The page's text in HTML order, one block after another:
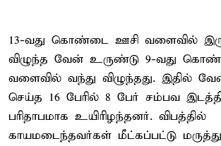
13-வது கொண்டை ஊசி வளைவில்
விழுந்த வேன் உருண்டு 9-வது
வளைவில் வந்து விழுந்தது. இதில்
செய்த 16 பேரில் 8 பேர் சம்பவ
பரிதாபமாக உயிரிழந்தனர். விபத்தில்
காயமடைந்தவர்கள் மீட்கப்பட்டு